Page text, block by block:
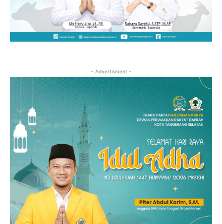
- Advertisment -